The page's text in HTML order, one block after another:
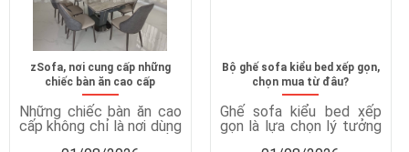
có […]
zSofa, nơi cung cấp những
chiếc bàn ăn cao cấp
Những chiếc bàn ăn cao
cấp không chỉ là nơi dùng
Bộ ghế sofa kiểu bed xếp gọn,
chọn mua từ đâu?
Ghế sofa kiểu bed xếp
gọn là lựa chọn lý tưởng